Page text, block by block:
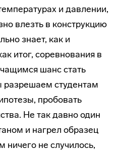
и давлении,
влезть в конструкцию
знает, как и
итог, соревнования в
шанс стать
разрешаем студентам
пробовать
Не так давно один
и нагрел образец
не случилось,